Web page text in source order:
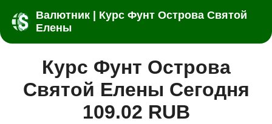
Валютник | Курс Фунт Острова Святой
Елены
Курс Фунт Острова
Святой Елены Сегодня
109.02 RUB